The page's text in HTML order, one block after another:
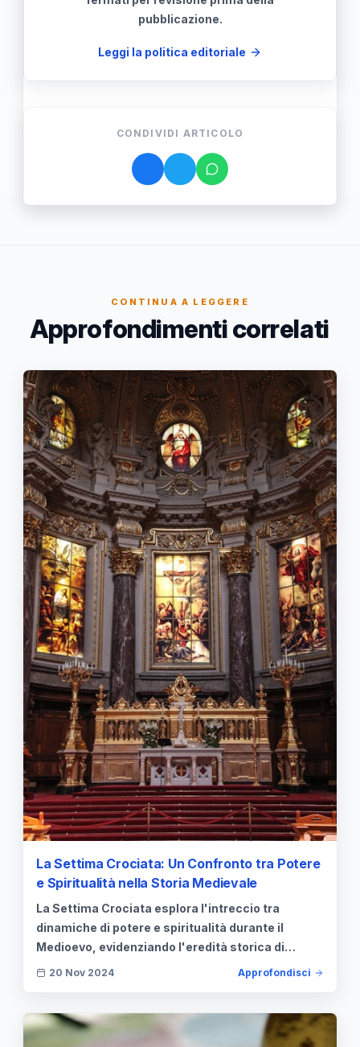
pubblicazione.
Leggi la politica editoriale
CONDIVIDI ARTICOLO
CONTINUA A LEGGERE
Approfondimenti correlati
La Settima Crociata: Un Confronto tra Potere
e Spiritualità nella Storia Medievale
La Settima Crociata esplora l'intreccio tra
dinamiche di potere e spiritualità durante il
Medioevo, evidenziando l'eredità storica di
questa missione.
20 Nov 2024 Approfondisci